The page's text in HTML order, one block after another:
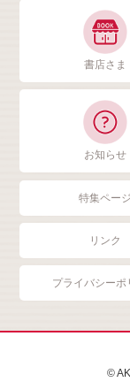
書店さま
お知らせ
特集ページ
リンク
プライバシーポ
©